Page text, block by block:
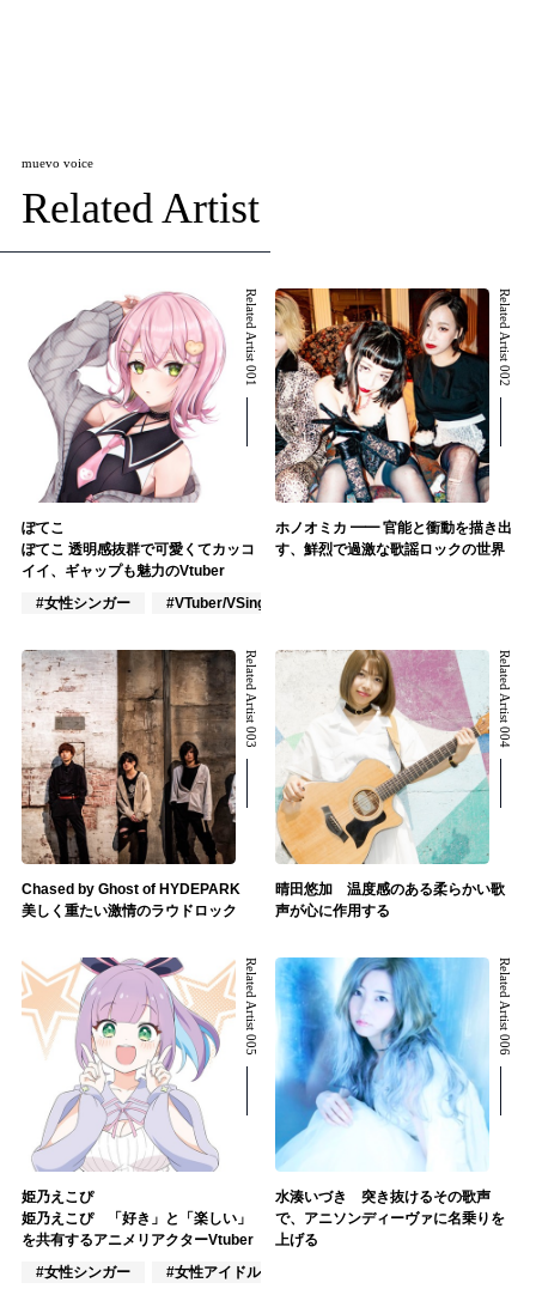
muevo voice
Related Artist
Related Artist 001
ぽてこ
ぽてこ 透明感抜群で可愛くてカッコ
イイ、ギャップも魅力のVtuber
#女性シンガー
#VTuber/VSinger
Related Artist 002
ホノオミカ ━━ 官能と衝動を描き出
す、鮮烈で過激な歌謡ロックの世界
Related Artist 003
Chased by Ghost of HYDEPARK
美しく重たい激情のラウドロック
Related Artist 004
晴田悠加 温度感のある柔らかい歌
声が心に作用する
Related Artist 005
姫乃えこぴ
姫乃えこぴ 「好き」と「楽しい」
を共有するアニメリアクターVtuber
#女性シンガー
#女性アイドル
Related Artist 006
水湊いづき 突き抜けるその歌声
で、アニソンディーヴァに名乗りを
上げる